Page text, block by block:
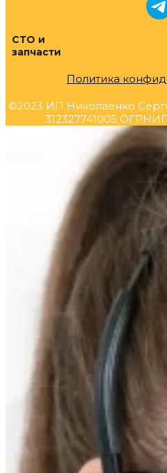
СТО и
запчасти
Политика
©2023 ИП Николаенко
312327741005